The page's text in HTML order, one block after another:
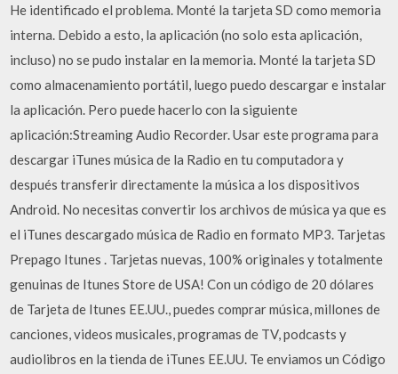
He identificado el problema. Monté la tarjeta SD como memoria
interna. Debido a esto, la aplicación (no solo esta aplicación,
incluso) no se pudo instalar en la memoria. Monté la tarjeta SD
como almacenamiento portátil, luego puedo descargar e instalar
la aplicación. Pero puede hacerlo con la siguiente
aplicación:Streaming Audio Recorder. Usar este programa para
descargar iTunes música de la Radio en tu computadora y
después transferir directamente la música a los dispositivos
Android. No necesitas convertir los archivos de música ya que es
el iTunes descargado música de Radio en formato MP3. Tarjetas
Prepago Itunes . Tarjetas nuevas, 100% originales y totalmente
genuinas de Itunes Store de USA! Con un código de 20 dólares
de Tarjeta de Itunes EE.UU., puedes comprar música, millones de
canciones, videos musicales, programas de TV, podcasts y
audiolibros en la tienda de iTunes EE.UU. Te enviamos un Código